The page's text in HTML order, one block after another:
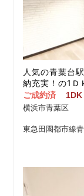
人気の青葉台
納充実！の1
ご成約済
1DK
横浜市青葉区
東急田園都市線